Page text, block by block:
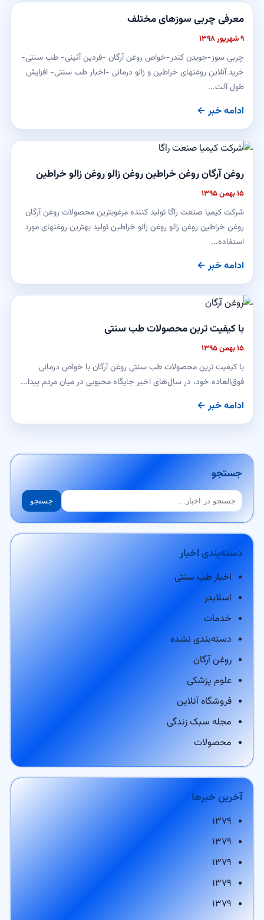
معرفی چربی سوزهای مختلف
۹ شهریور ۱۳۹۸
چربی سوز-جویدن کندر-خواص روغن آرگان -فردین آئینی- طب سنتی-
خرید آنلاین روغنهای خراطین و زالو درمانی -اخبار طب سنتی- افزایش
طول آلت...
ادامه خبر ←
روغن آرگان روغن خراطین روغن زالو روغن زالو خراطین
۱۵ بهمن ۱۳۹۵
شرکت کیمیا صنعت راگا تولید کننده مرغوبترین محصولات روغن آرگان
روغن خراطین روغن زالو روغن زالو خراطین تولید بهترین روغنهای مورد
استفاده...
ادامه خبر ←
با کیفیت ترین محصولات طب سنتی
۱۵ بهمن ۱۳۹۵
با کیفیت ترین محصولات طب سنتی روغن آرگان با خواص درمانی
فوق‌العاده‌ خود، در سال‌های اخیر جایگاه محبوبی در میان مردم پیدا...
ادامه خبر ←
جستجو
جستجو جستجو
دسته‌بندی اخبار
اخبار طب سنتی
اسلایدر
خدمات
دسته‌بندی نشده
روغن آرگان
علوم پزشکی
فروشگاه آنلاین
مجله سبک زندگی
محصولات
آخرین خبرها
۱۳۷۹
۱۳۷۹
۱۳۷۹
۱۳۷۹
۱۳۷۹